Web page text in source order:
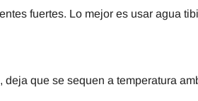
fuertes. Lo mejor es usar agua
que se sequen a temperatura